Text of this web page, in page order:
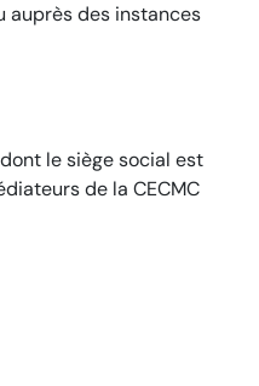
auprès des instances
le siège social est
de la CECMC